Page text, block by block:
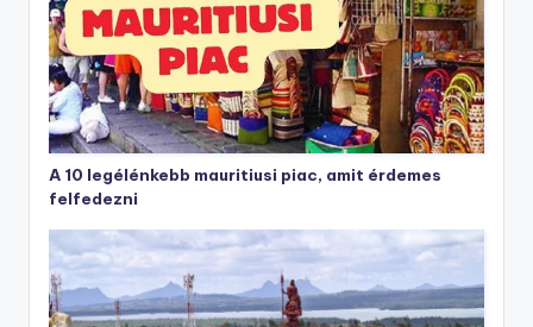
A 10 legélénkebb mauritiusi piac, amit érdemes
felfedezni